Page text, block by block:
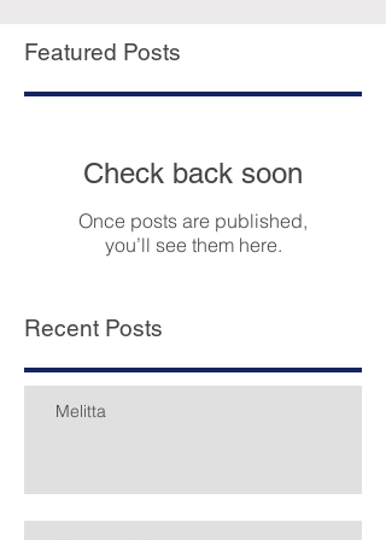
területen is támoga
Featured Posts
Check back soon
Once posts are published,
you’ll see them here.
Recent Posts
Melitta